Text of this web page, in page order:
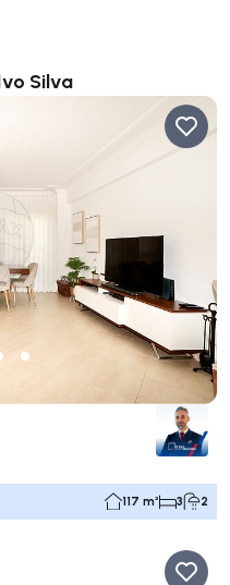
Silva
117 m² 3 2